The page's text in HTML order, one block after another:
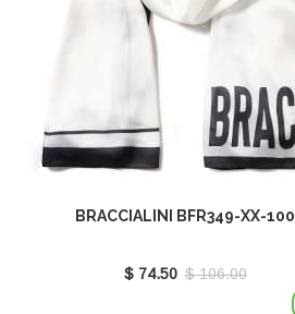
BRACCIALINI BFR349-XX-100
$ 74.50 $ 106.00